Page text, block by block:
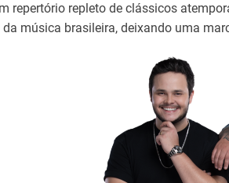
repertório repleto de clássicos
da música brasileira, deixando uma